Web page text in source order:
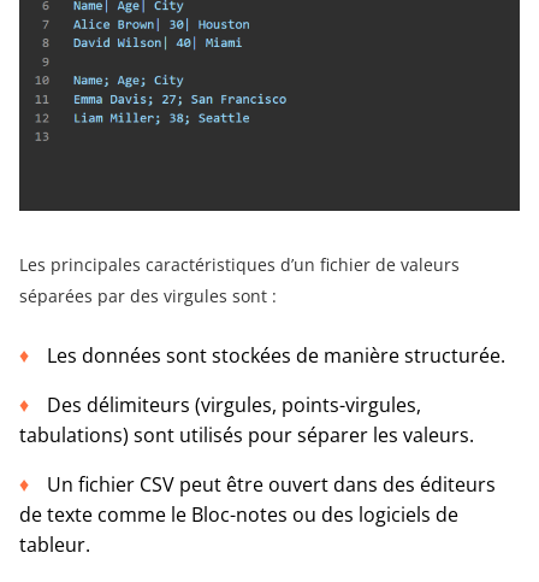
Les principales caractéristiques d’un fichier de valeurs
séparées par des virgules sont :
Les données sont stockées de manière structurée.
Des délimiteurs (virgules, points-virgules,
tabulations) sont utilisés pour séparer les valeurs.
Un fichier CSV peut être ouvert dans des éditeurs
de texte comme le Bloc-notes ou des logiciels de
tableur.